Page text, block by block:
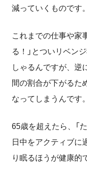
減っていくものです。
これまでの仕事や家
る！」とついリベン
しゃるんですが、逆
間の割合が下がるた
なってしまうんです。
65歳を超えたら、「
日中をアクティブに
り眠るほうが健康的